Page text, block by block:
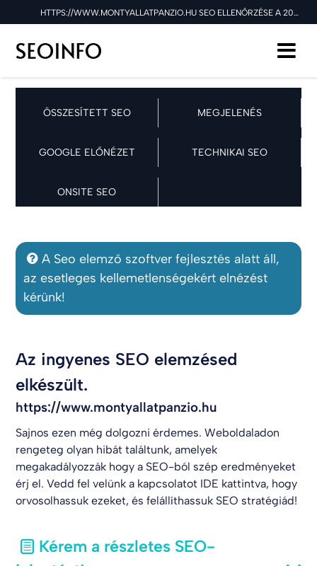
HTTPS://WWW.MONTYALLATPANZIO.HU SEO ELLENŐRZÉSE A 2025.07.02 NAPON
ÖSSZESÍTETT SEO MEGJELENÉS
GOOGLE ELŐNÉZET TECHNIKAI SEO
ONSITE SEO
A Seo elemző szoftver fejlesztés alatt áll,
az esetleges kellemetlenségekért elnézést
kérünk!
Az ingyenes SEO elemzésed
elkészült.
https://www.montyallatpanzio.hu
Sajnos ezen még dolgozni érdemes. Weboldaladon
rengeteg olyan hibát találtunk, amelyek
megakadályozzák hogy a SEO-ból szép eredményeket
érj el. Vedd fel velünk a kapcsolatot IDE kattintva, hogy
orvosolhassuk ezeket, és felállíthassuk SEO stratégiád!
Kérem a részletes SEO-